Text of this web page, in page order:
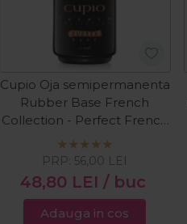
Cupio Oja semipermanenta
Rubber Base French
Collection - Perfect French
15ml
48,80 LEI / buc
PRP: 56,00 LEI
Adauga in cos